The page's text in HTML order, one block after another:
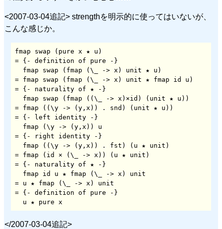
<2007-03-04追記> strengthを明示的に使ってはいないが、
こんな感じか。
fmap swap (pure x ★ u)
= {- definition of pure -}
= fmap swap (fmap (\_ -> x) unit ★ fmap id u)
= {- naturality of ★ -}
= fmap ((\y -> (y,x)) . snd) (unit ★ u))
= {- left identity -}
= {- right identity -}
= fmap (id × (\_ -> x)) (u ★ unit)
= {- naturality of ★ -}
= u ★ fmap (\_ -> x) unit
= {- definition of pure -}
  u ★ pure x
</2007-03-04追記>